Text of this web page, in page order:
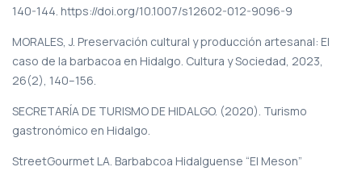
140-144. https://doi.org/10.1007/s12602-012-9096-9
MORALES, J. Preservación cultural y producción artesanal: El
caso de la barbacoa en Hidalgo. Cultura y Sociedad, 2023,
26(2), 140–156.
SECRETARÍA DE TURISMO DE HIDALGO. (2020). Turismo
gastronómico en Hidalgo.
StreetGourmet LA. Barbabcoa Hidalguense “El Meson”